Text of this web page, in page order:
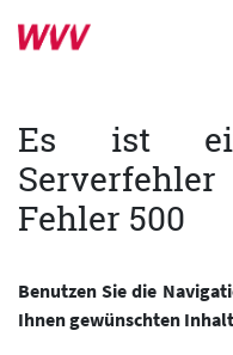
Es ist
Fehler 500
Benutzen Sie die
Ihnen gewünschten